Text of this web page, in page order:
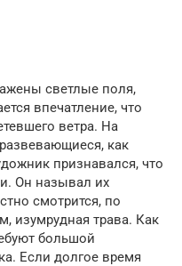
светлые поля,
впечатление, что
ветра. На
как
признавался, что
Он называл их
смотрится, по
изумрудная трава. Как
большой
Если долгое время